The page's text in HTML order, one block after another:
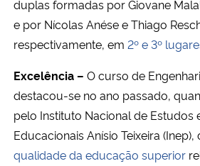
duplas formadas por Giovane
e por Nícolas Anése e Thiago
respectivamente, em 2º e 3º
Excelência – O curso de
destacou-se no ano passado,
pelo Instituto Nacional de Estudos
Educacionais Anísio Teixeira (Inep),
qualidade da educação superior